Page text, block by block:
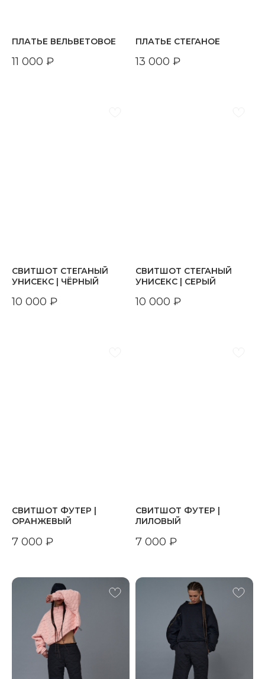
ПЛАТЬЕ ВЕЛЬВЕТОВОЕ
11 000 ₽
ПЛАТЬЕ СТЕГАНОЕ
13 000 ₽
СВИТШОТ СТЕГАНЫЙ
УНИСЕКС | ЧЁРНЫЙ
10 000 ₽
СВИТШОТ СТЕГАНЫЙ
УНИСЕКС | СЕРЫЙ
10 000 ₽
СВИТШОТ ФУТЕР |
ОРАНЖЕВЫЙ
7 000 ₽
СВИТШОТ ФУТЕР |
ЛИЛОВЫЙ
7 000 ₽